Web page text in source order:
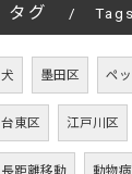
タグ Tags
犬 墨田区 ペ
台東区 江戸川区
長距離移動 動物